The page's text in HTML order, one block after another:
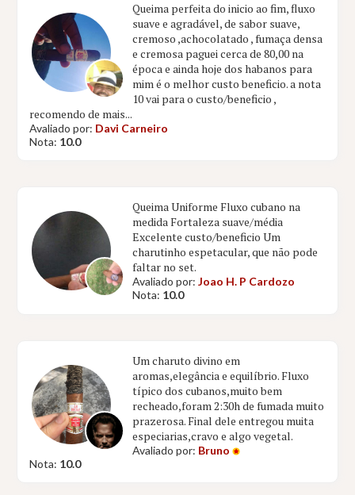
Queima perfeita do inicio ao fim, fluxo
suave e agradável, de sabor suave,
cremoso ,achocolatado , fumaça densa
e cremosa paguei cerca de 80,00 na
época e ainda hoje dos habanos para
mim é o melhor custo beneficio. a nota
10 vai para o custo/beneficio ,
recomendo de mais...
Avaliado por: Davi Carneiro
Nota: 10.0
Queima Uniforme Fluxo cubano na
medida Fortaleza suave/média
Excelente custo/beneficio Um
charutinho espetacular, que não pode
faltar no set.
Avaliado por:Joao H. P Cardozo
Nota: 10.0
Um charuto divino em
aromas,elegância e equilíbrio. Fluxo
típico dos cubanos,muito bem
recheado,foram 2:30h de fumada muito
prazerosa. Final dele entregou muita
especiarias,cravo e algo vegetal.
Avaliado por: Bruno
Nota: 10.0